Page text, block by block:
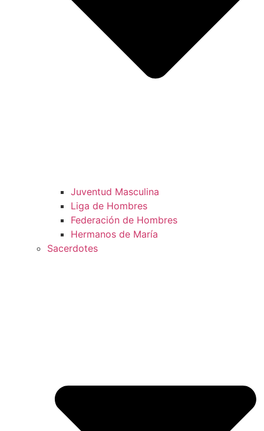
Juventud Masculina
Liga de Hombres
Federación de Hombres
Hermanos de María
Sacerdotes